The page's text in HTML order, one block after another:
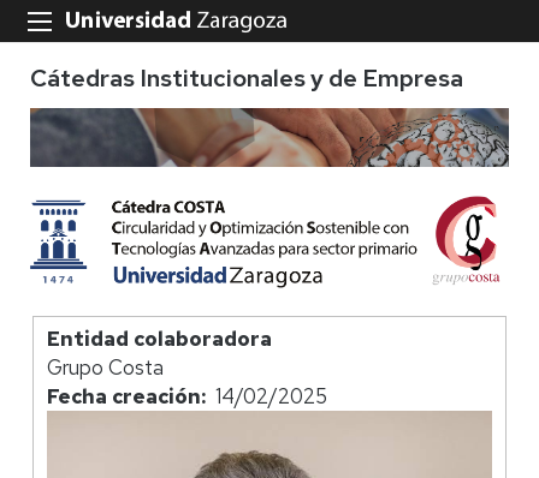
Cátedras Institucionales y de Empresa
Entidad colaboradora
Grupo Costa
Fecha creación 14/02/2025